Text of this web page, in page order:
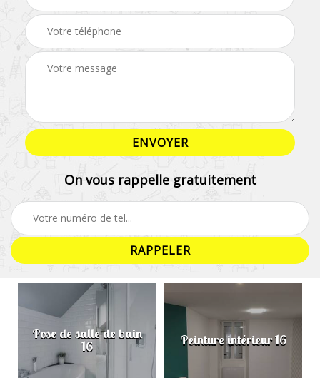
On vous rappelle gratuitement
Pose de salle de bain
16 Peinture intérieur 16